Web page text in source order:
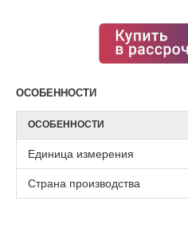
ОСОБЕННОСТИ
ОСОБЕННОСТИ
Единица измерения
Страна производства